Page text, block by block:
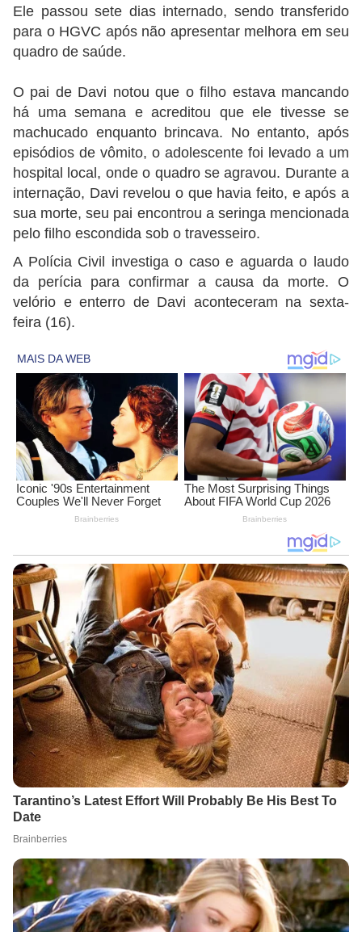
Ele passou sete dias internado, sendo transferido
para o HGVC após não apresentar melhora em seu
quadro de saúde.
O pai de Davi notou que o filho estava mancando
há uma semana e acreditou que ele tivesse se
machucado enquanto brincava. No entanto, após
episódios de vômito, o adolescente foi levado a um
hospital local, onde o quadro se agravou. Durante a
internação, Davi revelou o que havia feito, e após a
sua morte, seu pai encontrou a seringa mencionada
pelo filho escondida sob o travesseiro.
A Polícia Civil investiga o caso e aguarda o laudo
da perícia para confirmar a causa da morte. O
velório e enterro de Davi aconteceram na sexta-
feira (16).